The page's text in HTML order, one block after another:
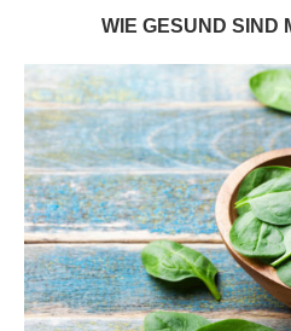
WIE GESUND SIND